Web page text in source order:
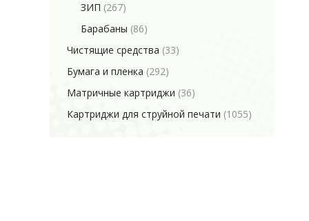
ЗИП (267)
Барабаны (86)
Чистящие средства (33)
Бумага и пленка (292)
Матричные картриджи (36)
Картриджи для струйной печати (1055)